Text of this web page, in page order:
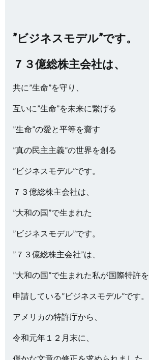
”ビジネスモデル”です。
７３億総株主会社は、
共に”生命”を守り、
互いに”生命”を未来に繋げる
”生命”の愛と平等を齎す
”真の民主主義”の世界を創る
”ビジネスモデル”です。
７３億総株主会社は、
”大和の国”で生まれた
”ビジネスモデル”です。
”７３億総株主会社”は、
”大和の国”で生まれた私が国際特許を
申請している”ビジネスモデル”です。
アメリカの特許庁から、
令和元年１２月末に、